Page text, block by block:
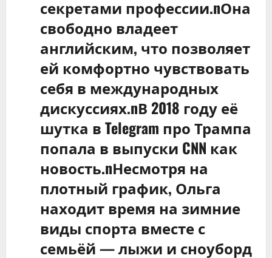
секретами профессии.nОна
свободно владеет
английским, что позволяет
ей комфортно чувствовать
себя в международных
дискуссиях.nВ 2018 году её
шутка в Telegram про Трампа
попала в выпуски CNN как
новость.nНесмотря на
плотный график, Ольга
находит время на зимние
виды спорта вместе с
семьёй — лыжи и сноуборд